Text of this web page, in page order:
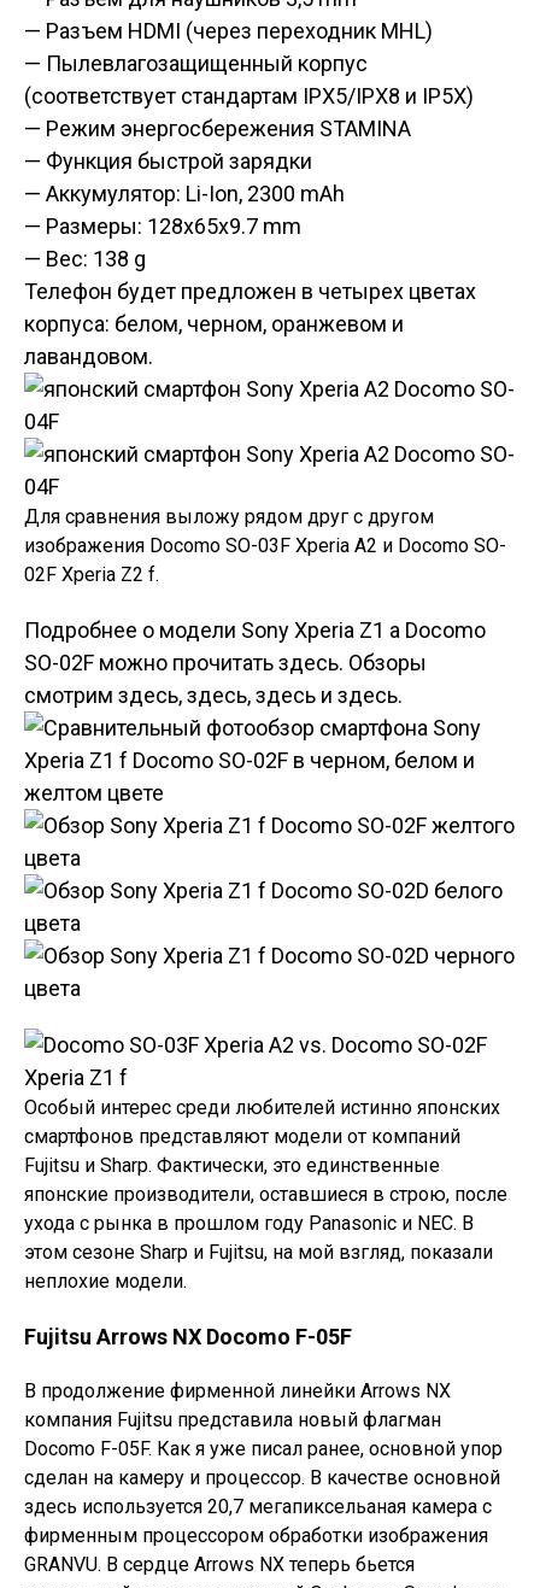
— Разъем HDMI (через переходник MHL)
— Пылевлагозащищенный корпус
(соответствует стандартам IPX5/IPX8 и IP5X)
— Режим энергосбережения STAMINA
— Функция быстрой зарядки
— Аккумулятор: Li-Ion, 2300 mAh
— Размеры: 128x65x9.7 mm
— Вес: 138 g
Телефон будет предложен в четырех цветах
корпуса: белом, черном, оранжевом и
лавандовом.
Для сравнения выложу рядом друг с другом
изображения Docomo SO-03F Xperia A2 и Docomo SO-
02F Xperia Z2 f.
Подробнее о модели Sony Xperia Z1 а Docomo
SO-02F можно прочитать здесь. Обзоры
смотрим здесь, здесь, здесь и здесь.
Особый интерес среди любителей истинно японских
смартфонов представляют модели от компаний
Fujitsu и Sharp. Фактически, это единственные
японские производители, оставшиеся в строю, после
ухода с рынка в прошлом году Panasonic и NEC. В
этом сезоне Sharp и Fujitsu, на мой взгляд, показали
неплохие модели.
Fujitsu Arrows NX Docomo F-05F
В продолжение фирменной линейки Arrows NX
компания Fujitsu представила новый флагман
Docomo F-05F. Как я уже писал ранее, основной упор
сделан на камеру и процессор. В качестве основной
здесь используется 20,7 мегапиксельаная камера с
фирменным процессором обработки изображения
GRANVU. В сердце Arrows NX теперь бьется